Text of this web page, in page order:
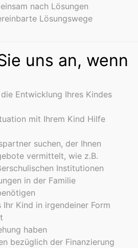
nach Lösungen
Lösungswege
uns an, wenn
Entwicklung Ihres Kindes
mit Ihrem Kind Hilfe
suchen, der Ihnen
vermittelt, wie z.B.
Institutionen
in der Familie
Kind in irgendeiner Form
haben
bezüglich der Finanzierung